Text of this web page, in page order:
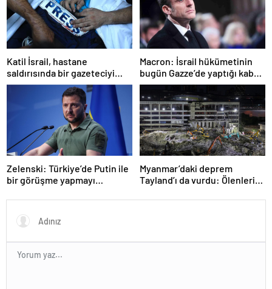
Katil İsrail, hastane
saldırısında bir gazeteciyi
öldürdüğünü itiraf etti
Macron: İsrail hükümetinin
bugün Gazze’de yaptığı kabul
edilemez
Zelenski: Türkiye’de Putin ile
bir görüşme yapmayı
Myanmar’daki deprem
Tayland’ı da vurdu: Ölenlerin